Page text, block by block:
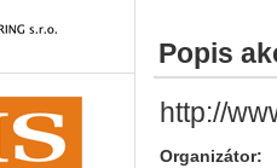
Popis
http://
Organizátor: